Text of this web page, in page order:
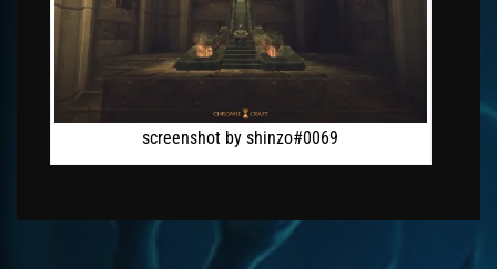
screenshot by shinzo#0069